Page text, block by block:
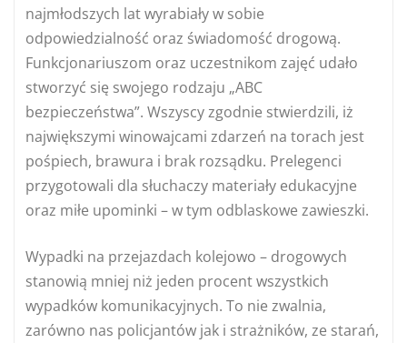
najmłodszych lat wyrabiały w sobie
odpowiedzialność oraz świadomość drogową.
Funkcjonariuszom oraz uczestnikom zajęć udało
stworzyć się swojego rodzaju „ABC
bezpieczeństwa”. Wszyscy zgodnie stwierdzili, iż
największymi winowajcami zdarzeń na torach jest
pośpiech, brawura i brak rozsądku. Prelegenci
przygotowali dla słuchaczy materiały edukacyjne
oraz miłe upominki – w tym odblaskowe zawieszki.
Wypadki na przejazdach kolejowo – drogowych
stanowią mniej niż jeden procent wszystkich
wypadków komunikacyjnych. To nie zwalnia,
zarówno nas policjantów jak i strażników, ze starań,